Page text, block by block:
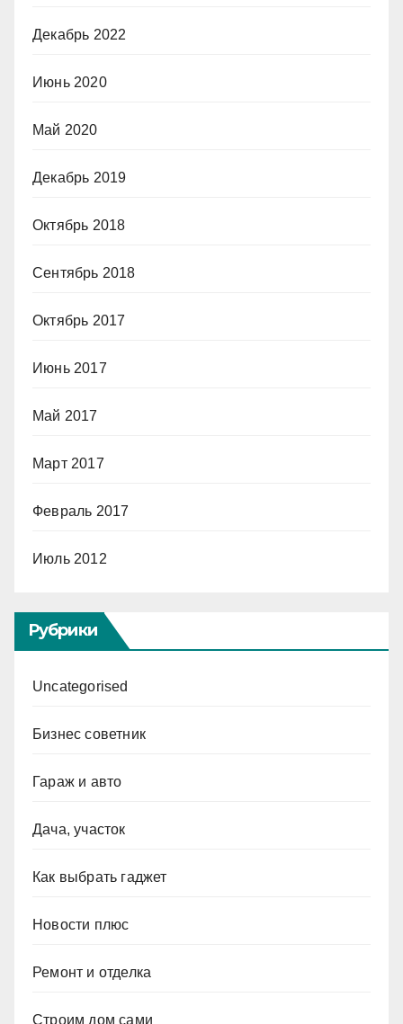
Декабрь 2022
Июнь 2020
Май 2020
Декабрь 2019
Октябрь 2018
Сентябрь 2018
Октябрь 2017
Июнь 2017
Май 2017
Март 2017
Февраль 2017
Июль 2012
Рубрики
Uncategorised
Бизнес советник
Гараж и авто
Дача, участок
Как выбрать гаджет
Новости плюс
Ремонт и отделка
Строим дом сами